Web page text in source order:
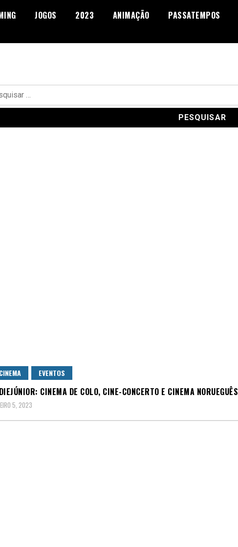
JOGOS 2023 ANIMAÇÃO PASSATEMPOS
CINEMA EVENTOS
CINEMA DE COLO, CINE-CONCERTO E CINEMA NORUEGUÊS
5, 2023